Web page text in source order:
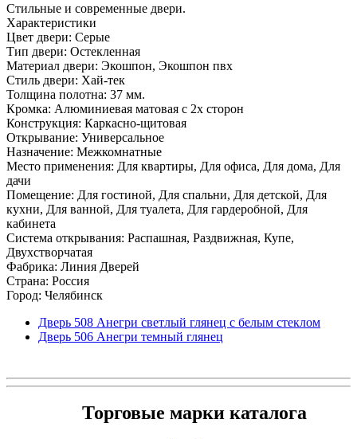
Стильные и современные двери.
Характеристики
Цвет двери: Серые
Тип двери: Остекленная
Материал двери: Экошпон, Экошпон пвх
Стиль двери: Хай-тек
Толщина полотна: 37 мм.
Кромка: Алюминиевая матовая с 2х сторон
Конструкция: Каркасно-щитовая
Открывание: Универсальное
Назначение: Межкомнатные
Место применения: Для квартиры, Для офиса, Для дома, Для
дачи
Помещение: Для гостиной, Для спальни, Для детской, Для
кухни, Для ванной, Для туалета, Для гардеробной, Для
кабинета
Система открывания: Распашная, Раздвижная, Купе,
Двухстворчатая
Фабрика: Линия Дверей
Страна: Россия
Город: Челябинск
Дверь 508 Анегри светлый глянец с белым стеклом
Дверь 506 Анегри темный глянец
Торговые марки каталога